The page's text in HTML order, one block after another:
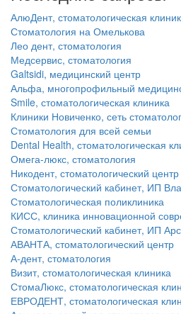
АлюДент, стоматологическая
Стоматология на Омелькова
Лео дент, стоматология
Медсервис, стоматология
Galtsidi, медицинский центр
Альфа, многопрофильный
Smile, стоматологическая клиника
Клиники Новиченко, сеть
Стоматология для всей семьи
Dental Health, стоматологическая
Омега-люкс, стоматология
Никодент, стоматологический центр
Стоматологический кабинет, ИП
Стоматологическая поликлиника
КИСС, клиника инновационной
Стоматологический кабинет, ИП
АВАНТА, стоматологический центр
А-дент, стоматология
Визит, стоматологическая клиника
СтомаЛюкс, стоматологическая
ЕВРОДЕНТ, стоматологическая